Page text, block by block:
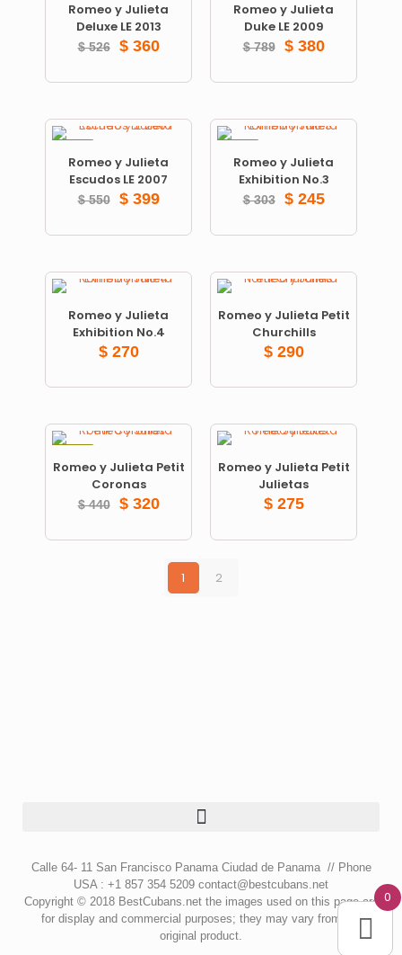
Romeo y Julieta
Deluxe LE 2013
$526 $360
Romeo y Julieta
Duke LE 2009
$789 $380
Romeo y Julieta
Escudos LE 2007
$550 $399
Romeo y Julieta
Exhibition No.3
$303 $245
Romeo y Julieta
Exhibition No.4
$270
Romeo y Julieta Petit
Churchills
$290
Romeo y Julieta Petit
Coronas
$440 $320
Romeo y Julieta Petit
Julietas
$275
1 2
Calle 64- 11 San Francisco Panama Ciudad de Panama // Phone
USA : +1 857 354 5209 contact@bestcubans.net
Copyright © 2018 BestCubans.net the images used on this page are
for display and commercial purposes; they may vary from the
original product.
0